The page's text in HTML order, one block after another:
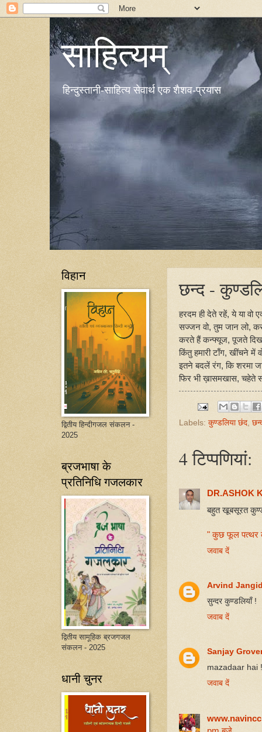
साहित्यम्
हिन्दुस्तानी-साहित्य सेवार्थ एक शैशव-प्रयास
छन्‍द -
हरदम ही देते रहें, ये या वो
सज्जन वो, तुम जान लो,
करते हैं कन्‍फ्यूज, पूजते
किंतु हमारी टाँग, खींचने में
इतने बदलें रंग, कि शरमा
फिर भी ख़ासमखास, चहेते
Labels:कुण्डलिया छंद,
4 टिप्‍पणियां:
DR.ASHOK
बहुत खूबसूरत
" कुछ फूल पत्थर
जवाब दें
Arvind
सुन्दर कुण्डलियाँ !
जवाब दें
Sanjay
mazadaar hai !
जवाब दें
विहान
द्वितीय हिन्दीगजल संकलन -
2025
ब्रजभाषा के
प्रतिनिधि गजलकार
द्वितीय सामूहिक ब्रजगजल
संकलन - 2025
धानी चुनर